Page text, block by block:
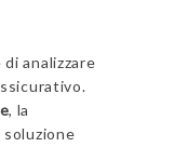
analizzare
, la